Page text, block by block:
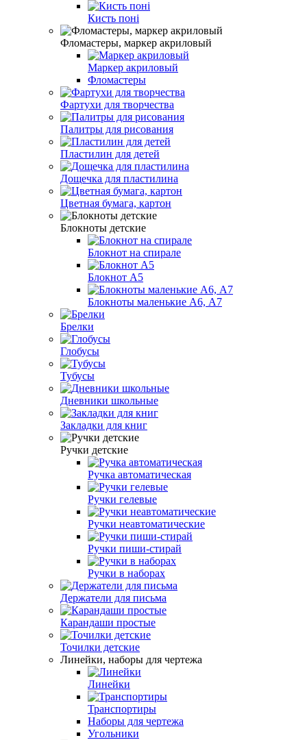
Кисть поні
Фломастеры, маркер акриловый
Маркер акриловый
Фломастеры
Фартухи для творчества
Палитры для рисования
Пластилин для детей
Дощечка для пластилина
Цветная бумага, картон
Блокноты детские
Блокнот на спирале
Блокнот А5
Блокноты маленькие А6, А7
Брелки
Глобусы
Тубусы
Дневники школьные
Закладки для книг
Ручки детские
Ручка автоматическая
Ручки гелевые
Ручки неавтоматические
Ручки пиши-стирай
Ручки в наборах
Держатели для письма
Карандаши простые
Точилки детские
Линейки, наборы для чертежа
Линейки
Транспортиры
Наборы для чертежа
Угольники